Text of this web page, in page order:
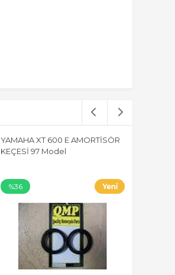
YAMAHA XT 600 E AMORTİSÖR
KEÇESİ 97 Model
%36